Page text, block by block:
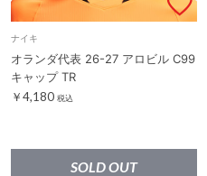
ナイキ
オランダ代表 26-27 アロビル C99
キャップ TR
￥4,180 税込
SOLD OUT